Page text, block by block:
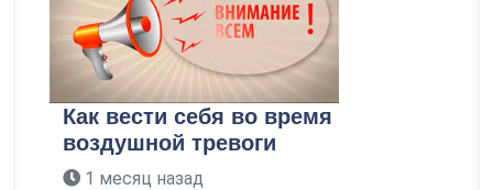
Как вести себя во время
воздушной тревоги
1 месяц назад